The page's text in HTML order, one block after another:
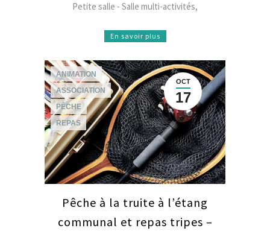
Petite salle - Salle multi-activités,
En savoir plus
OCT
17
ANIMATION
ASSOCIATION
PÊCHE
REPAS
Pêche à la truite à l’étang
communal et repas tripes –